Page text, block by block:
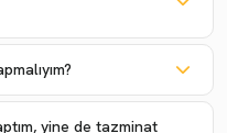
yine de tazminat